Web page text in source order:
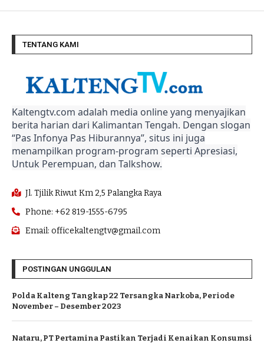
TENTANG KAMI
Kaltengtv.com adalah media online yang menyajikan
berita harian dari Kalimantan Tengah. Dengan slogan
“Pas Infonya Pas Hiburannya”, situs ini juga
menampilkan program-program seperti Apresiasi,
Untuk Perempuan, dan Talkshow.
Jl. Tjilik Riwut Km 2,5 Palangka Raya
Phone: +62 819-1555-6795
Email: officekaltengtv@gmail.com
POSTINGAN UNGGULAN
Polda Kalteng Tangkap 22 Tersangka Narkoba, Periode
November – Desember 2023
Nataru, PT Pertamina Pastikan Terjadi Kenaikan Konsumsi